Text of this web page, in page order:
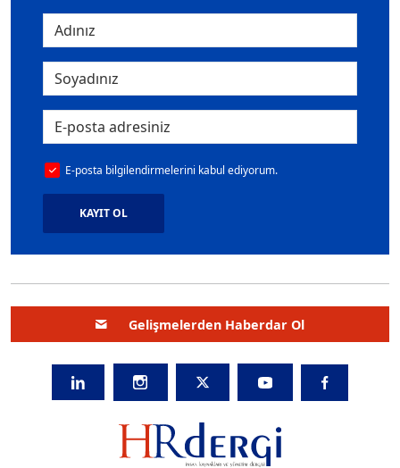
E-posta bilgilendirmelerini kabul ediyorum.
KAYIT OL
Gelişmelerden Haberdar Ol